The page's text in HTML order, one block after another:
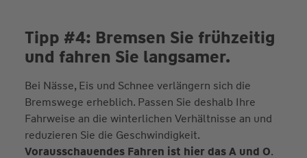
Tipp #4: Bremsen Sie frühzeitig
und fahren Sie langsamer.
Bei Nässe, Eis und Schnee verlängern sich die
Bremswege erheblich. Passen Sie deshalb Ihre
Fahrweise an die winterlichen Verhältnisse an und
reduzieren Sie die Geschwindigkeit.
Vorausschauendes Fahren ist hier das A und O.